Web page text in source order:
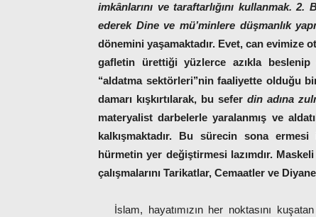
imkânlarını ve taraftarlığını kullanmak. 2.
ederek Dine ve mü’minlere düşmanlık
dönemini yaşamaktadır. Evet, can evimize
gafletin ürettiği yüzlerce azıkla beslenip
‘‘aldatma sektörleri’’nin faaliyette olduğu
damarı kışkırtılarak, bu sefer din adına
materyalist darbelerle yaralanmış ve
kalkışmaktadır. Bu sürecin sona
hürmetin yer değiştirmesi lazımdır.
çalışmalarını Tarikatlar, Cemaatler ve
İslam, hayatımızın her noktasını